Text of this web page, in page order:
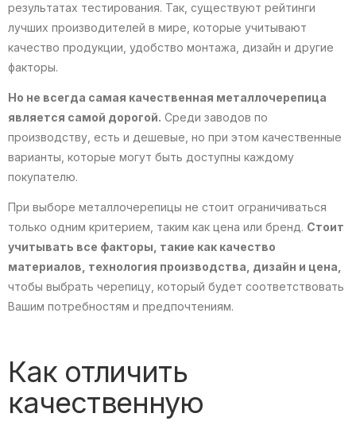
результатах тестирования. Так, существуют рейтинги
лучших производителей в мире, которые учитывают
качество продукции, удобство монтажа, дизайн и другие
факторы.
Но не всегда самая качественная металлочерепица
является самой дорогой. Среди заводов по
производству, есть и дешевые, но при этом качественные
варианты, которые могут быть доступны каждому
покупателю.
При выборе металлочерепицы не стоит ограничиваться
только одним критерием, таким как цена или бренд. Стоит
учитывать все факторы, такие как качество
материалов, технология производства, дизайн и цена,
чтобы выбрать черепицу, который будет соответствовать
Вашим потребностям и предпочтениям.
Как отличить
качественную